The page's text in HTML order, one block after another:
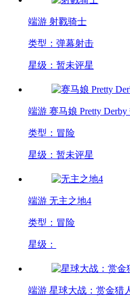
端游 射戮骑士
类型：弹幕射击
星级：暂未评星
端游 赛马娘 Pretty
类型：冒险
星级：暂未评星
端游 无主之地4
类型：冒险
星级：
端游 星球大战：赏金猎